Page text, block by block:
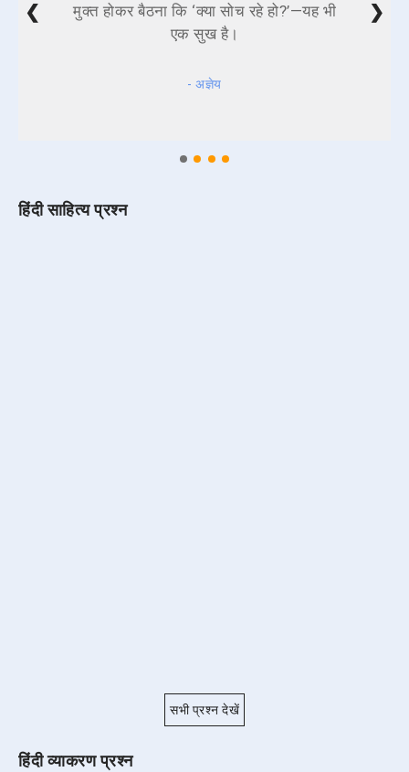
मुक्त होकर बैठना कि ‘क्या सोच रहे हो?’—यह भी
एक सुख है।
- अज्ञेय
❮ ❯
हिंदी साहित्य प्रश्न
सभी प्रश्न देखें
हिंदी व्याकरण प्रश्न